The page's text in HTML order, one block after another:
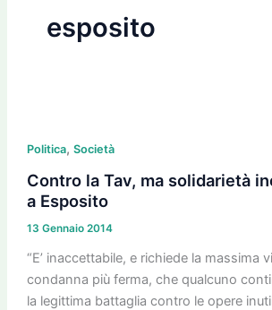
esposito
Politica, Società
Contro la Tav, ma solidarietà
a Esposito
13 Gennaio 2014
“E’ inaccettabile, e richiede la massima
condanna più ferma, che qualcuno
la legittima battaglia contro le opere
la
Tav,
ma
solidarietà
incondizionata
a
Esposito